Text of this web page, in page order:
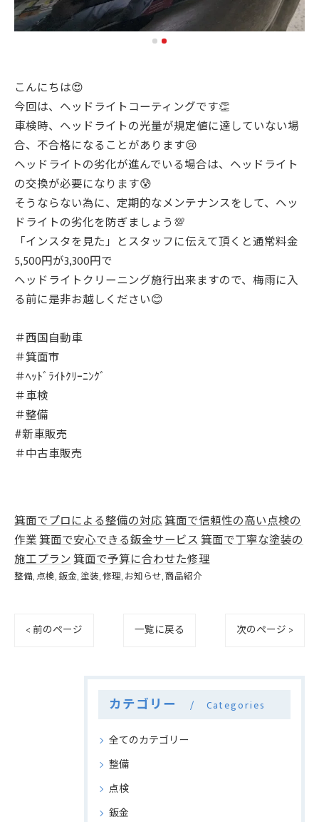
こんにちは😍
今回は、ヘッドライトコーティングです👏
車検時、ヘッドライトの光量が規定値に達していない場
合、不合格になることがあります😢
ヘッドライトの劣化が進んでいる場合は、ヘッドライト
の交換が必要になります😰
そうならない為に、定期的なメンテナンスをして、ヘッ
ドライトの劣化を防ぎましょう💯
「インスタを見た」とスタッフに伝えて頂くと通常料金
5,500円が3,300円で
ヘッドライトクリーニング施行出来ますので、梅雨に入
る前に是非お越しください😊
＃西国自動車
＃箕面市
＃ﾍｯﾄﾞﾗｲﾄｸﾘｰﾆﾝｸﾞ
＃車検
＃整備
#新車販売
＃中古車販売
箕面でプロによる整備の対応箕面で信頼性の高い点検の
作業箕面で安心できる鈑金サービス箕面で丁寧な塗装の
施工プラン箕面で予算に合わせた修理
整備 点検 鈑金 塗装 修理 お知らせ 商品紹介
< 前のページ 一覧に戻る 次のページ >
カテゴリー Categories
全てのカテゴリー
整備
点検
鈑金